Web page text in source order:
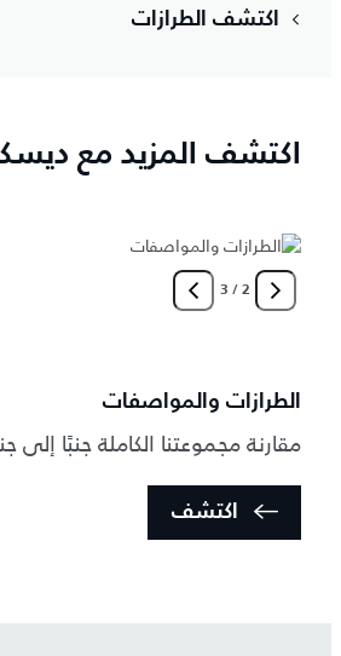
اكتشف الطرازات
اكتشف المزيد مع
2
/
3
الطرازات والمواصفات
مقارنة مجموعتنا الكاملة جنبًا إلى
اكتشف